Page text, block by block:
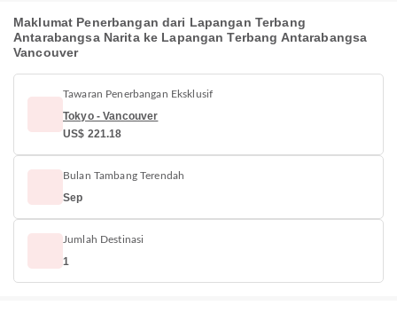
Maklumat Penerbangan dari Lapangan Terbang
Antarabangsa Narita ke Lapangan Terbang Antarabangsa
Vancouver
Tawaran Penerbangan Eksklusif
Tokyo - Vancouver
US$ 221.18
Bulan Tambang Terendah
Sep
Jumlah Destinasi
1